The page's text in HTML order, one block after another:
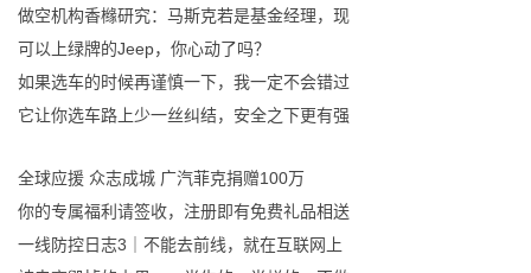
做空机构香橼研究：马斯克若是基金经理，现
可以上绿牌的Jeep，你心动了吗？
如果选车的时候再谨慎一下，我一定不会错过
它让你选车路上少一丝纠结，安全之下更有强
全球应援 众志成城 广汽菲克捐赠100万
你的专属福利请签收，注册即有免费礼品相送
一线防控日志3｜不能去前线，就在互联网上